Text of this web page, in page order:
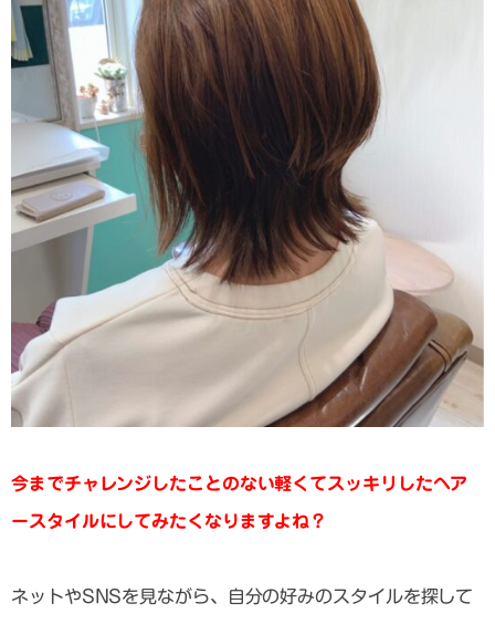
今までチャレンジしたことのない軽くてスッキリしたヘア
ースタイルにしてみたくなりますよね？
ネットやSNSを見ながら、自分の好みのスタイルを探して